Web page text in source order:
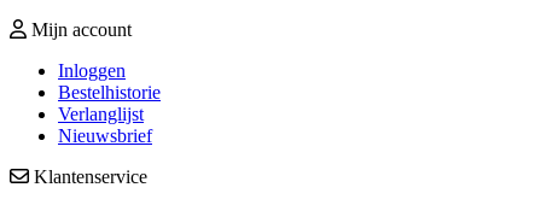
Mijn account
Inloggen
Bestelhistorie
Verlanglijst
Nieuwsbrief
Klantenservice